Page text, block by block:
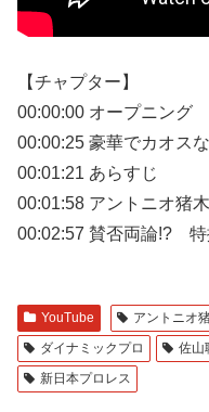
【チャプター】
00:00:00 オープニング
00:00:25 豪華でカオス
00:01:21 あらすじ
00:01:58 アントニオ猪
00:02:57 賛否両論!? 特
YouTube アントニオ
ダイナミックプロ
佐山
新日本プロレス